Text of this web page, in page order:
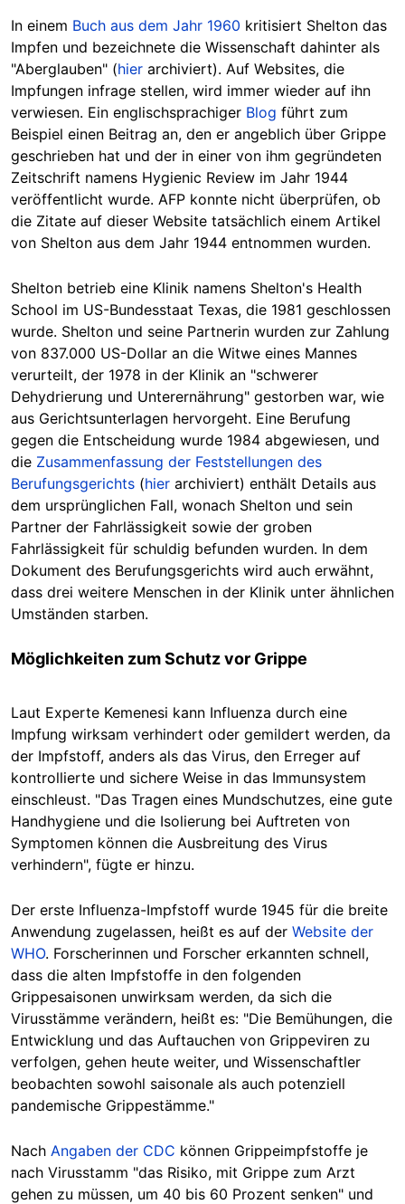
In einem Buch aus dem Jahr 1960 kritisiert Shelton das
Impfen und bezeichnete die Wissenschaft dahinter als
"Aberglauben" (hier archiviert). Auf Websites, die
Impfungen infrage stellen, wird immer wieder auf ihn
verwiesen. Ein englischsprachiger Blog führt zum
Beispiel einen Beitrag an, den er angeblich über Grippe
geschrieben hat und der in einer von ihm gegründeten
Zeitschrift namens Hygienic Review im Jahr 1944
veröffentlicht wurde. AFP konnte nicht überprüfen, ob
die Zitate auf dieser Website tatsächlich einem Artikel
von Shelton aus dem Jahr 1944 entnommen wurden.
Shelton betrieb eine Klinik namens Shelton's Health
School im US-Bundesstaat Texas, die 1981 geschlossen
wurde. Shelton und seine Partnerin wurden zur Zahlung
von 837.000 US-Dollar an die Witwe eines Mannes
verurteilt, der 1978 in der Klinik an "schwerer
Dehydrierung und Unterernährung" gestorben war, wie
aus Gerichtsunterlagen hervorgeht. Eine Berufung
gegen die Entscheidung wurde 1984 abgewiesen, und
die Zusammenfassung der Feststellungen des
Berufungsgerichts (hier archiviert) enthält Details aus
dem ursprünglichen Fall, wonach Shelton und sein
Partner der Fahrlässigkeit sowie der groben
Fahrlässigkeit für schuldig befunden wurden. In dem
Dokument des Berufungsgerichts wird auch erwähnt,
dass drei weitere Menschen in der Klinik unter ähnlichen
Umständen starben.
Möglichkeiten zum Schutz vor Grippe
Laut Experte Kemenesi kann Influenza durch eine
Impfung wirksam verhindert oder gemildert werden, da
der Impfstoff, anders als das Virus, den Erreger auf
kontrollierte und sichere Weise in das Immunsystem
einschleust. "Das Tragen eines Mundschutzes, eine gute
Handhygiene und die Isolierung bei Auftreten von
Symptomen können die Ausbreitung des Virus
verhindern", fügte er hinzu.
Der erste Influenza-Impfstoff wurde 1945 für die breite
Anwendung zugelassen, heißt es auf der Website der
WHO. Forscherinnen und Forscher erkannten schnell,
dass die alten Impfstoffe in den folgenden
Grippesaisonen unwirksam werden, da sich die
Virusstämme verändern, heißt es: "Die Bemühungen, die
Entwicklung und das Auftauchen von Grippeviren zu
verfolgen, gehen heute weiter, und Wissenschaftler
beobachten sowohl saisonale als auch potenziell
pandemische Grippestämme."
Nach Angaben der CDC können Grippeimpfstoffe je
nach Virusstamm "das Risiko, mit Grippe zum Arzt
gehen zu müssen, um 40 bis 60 Prozent senken" und